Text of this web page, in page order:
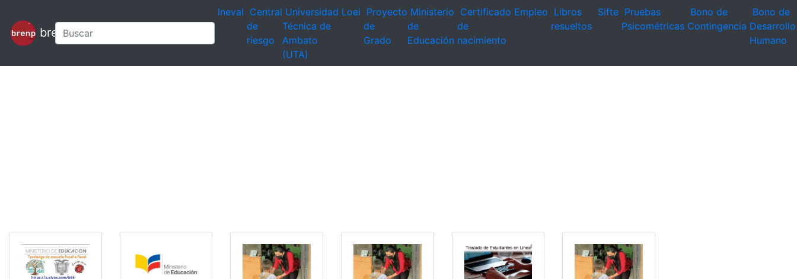
brenp
Ineval Central
de
riesgo
Universidad
Técnica de
Ambato
(UTA)
Loei Proyecto
de
Grado
Ministerio
de
Educación
Certificado
de
nacimiento
Empleo Libros
resueltos
Sifte Pruebas
Psicométricas
Bono de
Contingencia
Bono de
Desarrollo
Humano